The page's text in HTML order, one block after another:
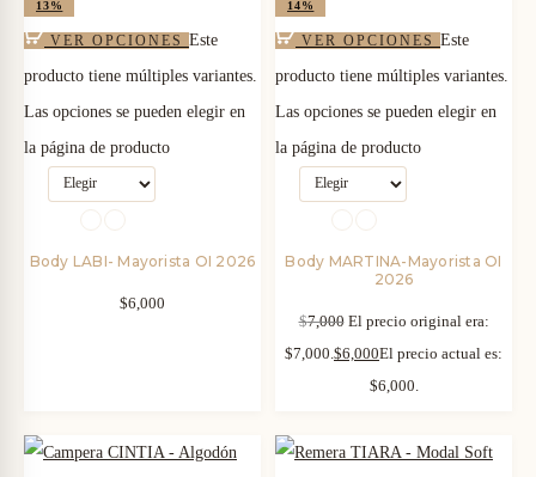
13%
VER OPCIONES Este
producto tiene múltiples variantes.
Las opciones se pueden elegir en
la página de producto
Body LABI- Mayorista OI 2026
$6,000
14%
VER OPCIONES Este
producto tiene múltiples variantes.
Las opciones se pueden elegir en
la página de producto
Body MARTINA-Mayorista OI
2026
$7,000 El precio original era:
$7,000. $6,000El precio actual es:
$6,000.